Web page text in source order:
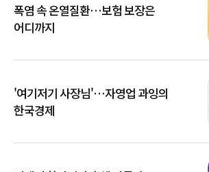
폭염 속 온열질환…보험 보장은
어디까지
'여기저기 사장님'…자영업 과잉의
한국경제